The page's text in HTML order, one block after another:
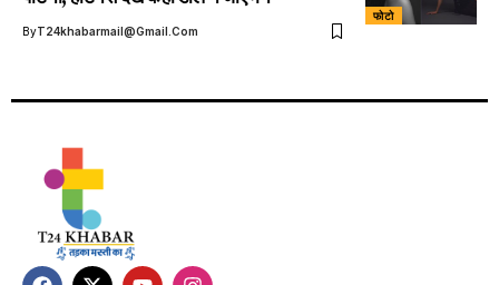
फोटो
ByT24khabarmail@gmail.com